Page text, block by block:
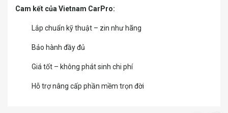
Cam kết của Vietnam CarPro:
Lắp chuẩn kỹ thuật – zin như hãng
Bảo hành đầy đủ
Giá tốt – không phát sinh chi phí
Hỗ trợ nâng cấp phần mềm trọn đời